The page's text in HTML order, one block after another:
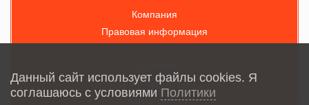
Компания
Правовая информация
Обратная связь
Карта сайта
Данный сайт использует файлы cookies. Я
соглашаюсь с условиями Политики